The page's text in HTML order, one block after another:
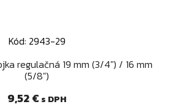
Kód: 2943-29
regulačná 19 mm (3/4") / 16 mm
(5/8")
Cena
9,52 € s DPH